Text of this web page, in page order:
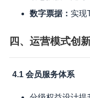
数字票据： 实现
四、运营模式创
4.1 会员服务体系